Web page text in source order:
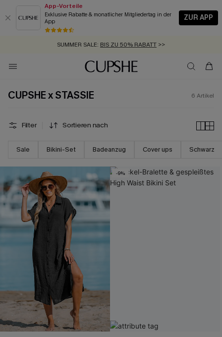
App-Vorteile
Exklusive Rabatte & monatlicher Mitgliedertag in der
App
ZUR APP
GRATIS MASSBAND MIT JEDEM SCHNELLVERSAND-ARTIKEL >>
SUMMER SALE: BIS ZU 50% RABATT >>
ZUM NEWSLETTER:BIS ZU -20% EXTRA ERHALTEN
KOSTENLOSER VERSAND AB 89 €
CUPSHE x STASSIE 6 Artikel
Filter Sortieren nach
Sale Bikini-Set Badeanzug Cover ups Schwarz
-9%